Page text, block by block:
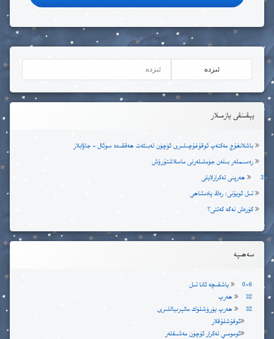
يېقىنقى يازمىلار
باشلانغۇچ مەكتەپ ئوقۇغۇچىلىرى ئۈچۈن تەبىئەت ھەققىدە سوئال – جاۋابلار
رەسىملەر بىلەن جۈملىلەرنى ماسلاشتۇرۇش
32 ھەرپنى تەكرارلايلى
تىل ئويۇنى: رەڭ پادىشاھى
كۈرەش نەگە كەتتى؟
سەھىپە
0-6 ياشقىچە ئانا تىل
32 ھەرپ
32 ھەرپ يۈرۈشلۈك ماتېرىياللىرى
ئوقۇشلۇقلار
ئومومىي تەكرار ئۈچۈن مەشىقلەر